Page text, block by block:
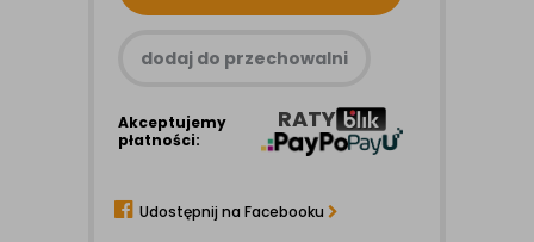
dodaj do przechowalni
Akceptujemy
płatności:
RATY
Udostępnij na Facebooku